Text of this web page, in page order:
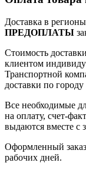
Доставка в
ПРЕДОПЛАТЫ
Стоимость
клиентом
Транспортной
доставки по городу
Все необходимые
на оплату, счет-
выдаются вместе с
Оформленный
рабочих дней.